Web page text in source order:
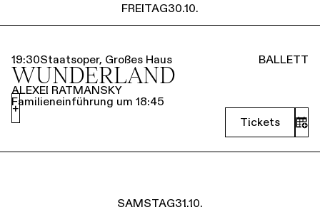
FREITAG30.10.
19:30Staatsoper, Großes Haus BALLETT
WUNDERLAND
ALEXEI RATMANSKY
Familieneinführung um 18:45
Tickets
+
SAMSTAG31.10.